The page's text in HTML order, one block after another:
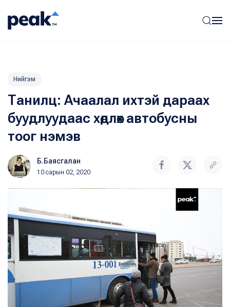
Нийгэм
Танилц: Ачаалал ихтэй дараах
буудлуудаас хөдлөх автобусны
тоог нэмэв
Б.Баясгалан
10 сарын 02, 2020